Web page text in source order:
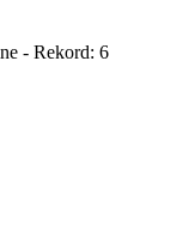
- Rekord: 6